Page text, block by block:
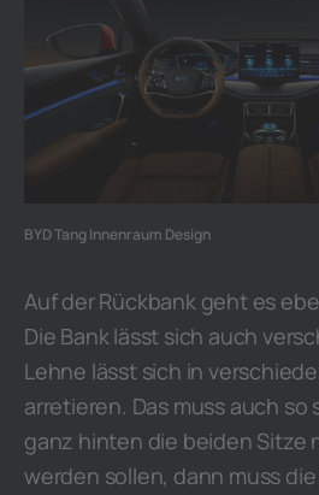
BYD Tang Innenraum Design
Auf der Rückbank geht es
Die Bank lässt sich auch
Lehne lässt sich in
arretieren. Das muss auch so
ganz hinten die beiden Sitze
werden sollen, dann muss